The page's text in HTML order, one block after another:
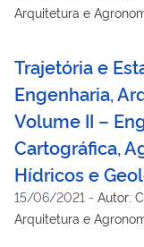
Arquitetura e
Trajetória e
Engenharia,
Volume II –
Cartográfica,
Hídricos e
15/06/2021 - Autor:
Arquitetura e